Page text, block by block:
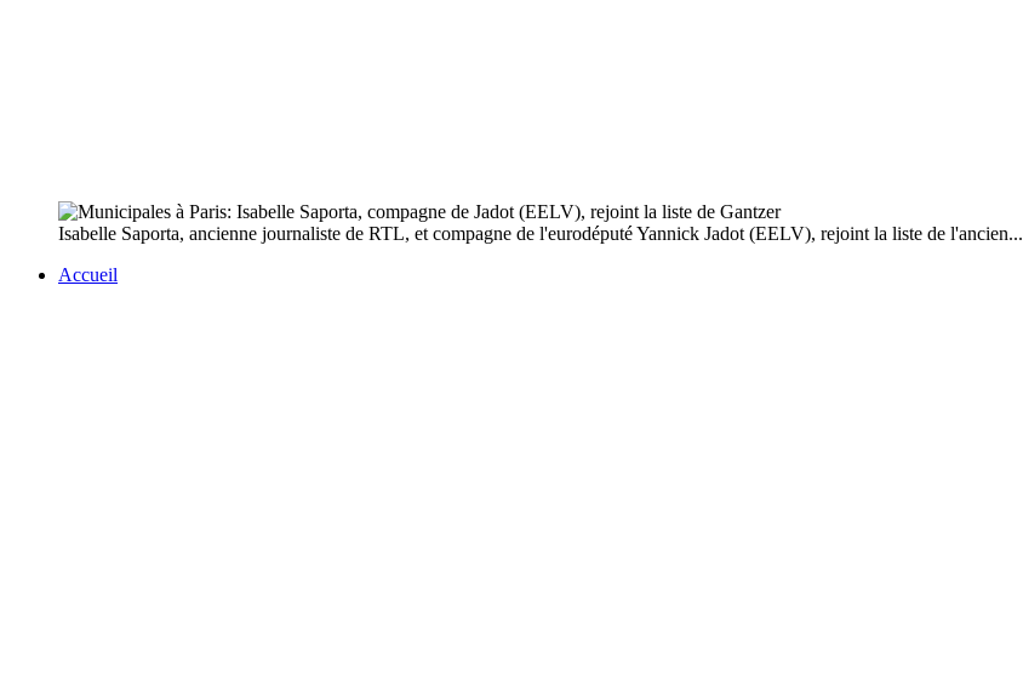
Isabelle Saporta, ancienne journaliste de RTL, et compagne de l'eurodéputé Yannick Jadot (EELV), rejoint la liste de l'ancien...
Accueil